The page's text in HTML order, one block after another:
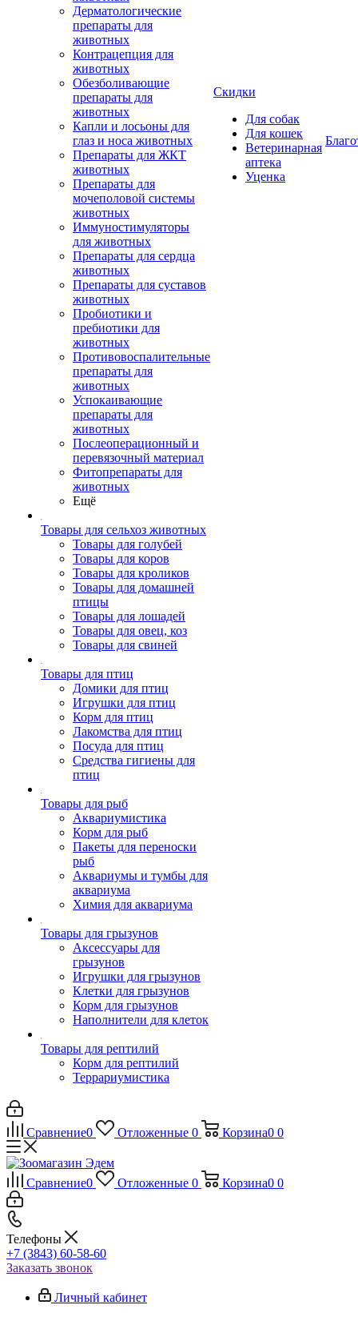
Дерматологические
препараты для
животных
Контрацепция для
животных
Обезболивающие
препараты для
животных
Капли и лосьоны для
глаз и носа животных
Препараты для ЖКТ
животных
Препараты для
мочеполовой системы
животных
Иммуностимуляторы
для животных
Препараты для сердца
животных
Препараты для суставов
животных
Пробиотики и
пребиотики для
животных
Противовоспалительные
препараты для
животных
Успокаивающие
препараты для
животных
Послеоперационный и
перевязочный материал
Фитопрепараты для
животных
Ещё
Товары для сельхоз животных
Товары для голубей
Товары для коров
Товары для кроликов
Товары для домашней
птицы
Товары для лошадей
Товары для овец, коз
Товары для свиней
Товары для птиц
Домики для птиц
Игрушки для птиц
Корм для птиц
Лакомства для птиц
Посуда для птиц
Средства гигиены для
птиц
Товары для рыб
Аквариумистика
Корм для рыб
Пакеты для переноски
рыб
Аквариумы и тумбы для
аквариума
Химия для аквариума
Товары для грызунов
Аксессуары для
грызунов
Игрушки для грызунов
Клетки для грызунов
Корм для грызунов
Наполнители для клеток
Товары для рептилий
Корм для рептилий
Террариумистика
Скидки
Для собак
Для кошек
Ветеринарная
аптека
Уценка
Сравнение0 Отложенные 0 Корзина0 0
Сравнение0 Отложенные 0 Корзина0 0
Телефоны
+7 (3843) 60-58-60
Заказать звонок
Личный кабинет